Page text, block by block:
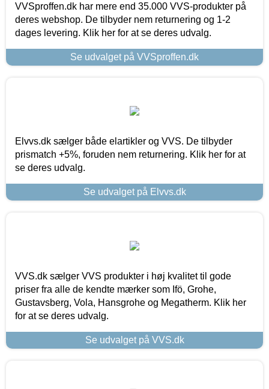
VVSproffen.dk har mere end 35.000 VVS-produkter på
deres webshop. De tilbyder nem returnering og 1-2
dages levering. Klik her for at se deres udvalg.
Se udvalget på VVSproffen.dk
Elvvs.dk sælger både elartikler og VVS. De tilbyder
prismatch +5%, foruden nem returnering. Klik her for at
se deres udvalg.
Se udvalget på Elvvs.dk
VVS.dk sælger VVS produkter i høj kvalitet til gode
priser fra alle de kendte mærker som Ifö, Grohe,
Gustavsberg, Vola, Hansgrohe og Megatherm. Klik her
for at se deres udvalg.
Se udvalget på VVS.dk